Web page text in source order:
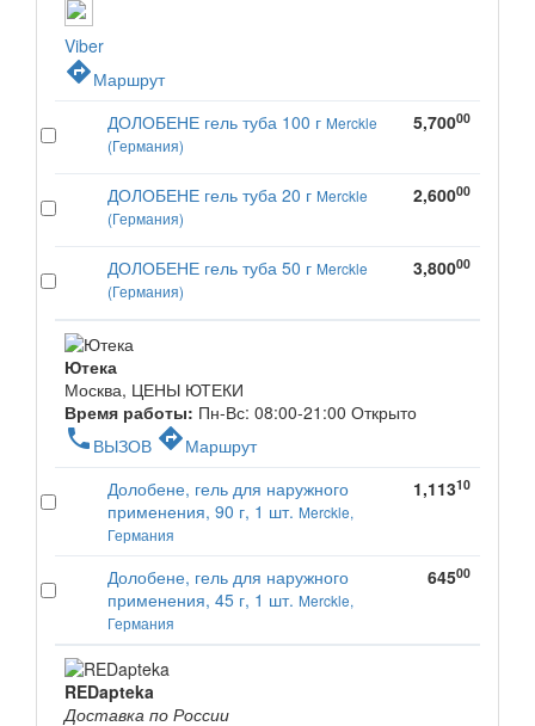
Viber
directionsМаршрут
ДОЛОБЕНЕ гель туба 100 г Merckle
(Германия)
5,70000
ДОЛОБЕНЕ гель туба 20 г Merckle
(Германия)
2,60000
ДОЛОБЕНЕ гель туба 50 г Merckle
(Германия)
3,80000
Ютека
Москва, ЦЕНЫ ЮТЕКИ
Время работы: Пн-Вс: 08:00-21:00 Открыто
phone ВЫЗОВ directionsМаршрут
Долобене, гель для наружного
применения, 90 г, 1 шт. Merckle,
Германия
1,11310
Долобене, гель для наружного
применения, 45 г, 1 шт. Merckle,
Германия
64500
REDapteka
Доставка по России